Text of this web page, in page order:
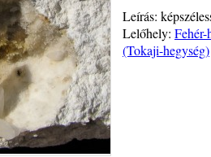
Leírás:
Lelőhely:
(Tokaji-hegység)